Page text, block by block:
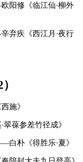
阳修《临江仙·柳外
弃疾《西江月·夜行
施》
葆参差竹径成》
白朴《得胜乐·夏》